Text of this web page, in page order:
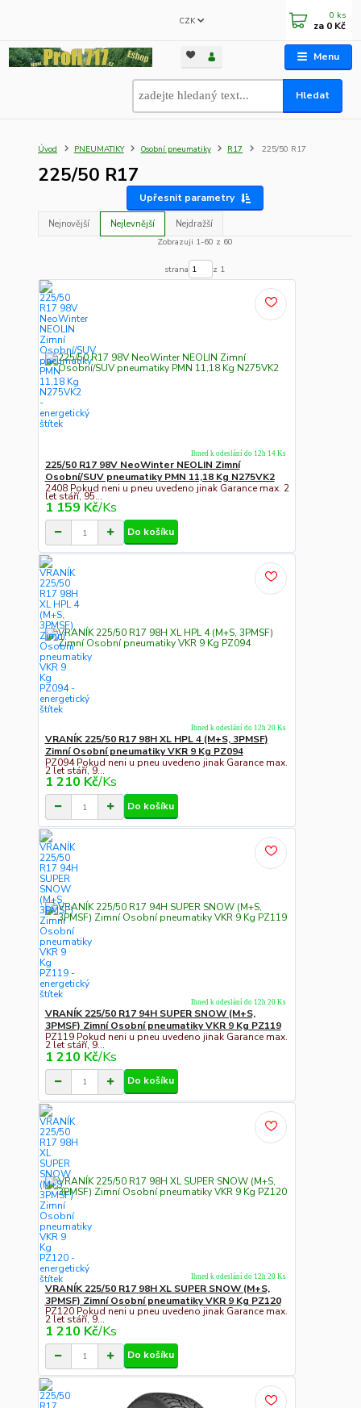
Menu
CZK
Hledat
0 ks
za 0 Kč
Úvod PNEUMATIKY Osobní pneumatiky R17 225/50 R17
225/50 R17
Upřesnit parametry
Nejnovější Nejlevnější
Nejdražší
Zobrazuji 1-60 z 60
strana z 1
225/50 R17 98V NeoWinter NEOLIN Zimní
Osobní/SUV pneumatiky PMN 11,18 Kg N275VK2
2408 Pokud neni u pneu uvedeno jinak Garance max. 2
let stáří, 95...
1 159 Kč/Ks
Ihned k odeslání do 12h 14 Ks
Do košíku
VRANÍK 225/50 R17 98H XL HPL 4 (M+S, 3PMSF)
Zimní Osobní pneumatiky VKR 9 Kg PZ094
PZ094 Pokud neni u pneu uvedeno jinak Garance max.
2 let stáří, 9...
1 210 Kč/Ks
Ihned k odeslání do 12h 20 Ks
Do košíku
VRANÍK 225/50 R17 94H SUPER SNOW (M+S,
3PMSF) Zimní Osobní pneumatiky VKR 9 Kg PZ119
PZ119 Pokud neni u pneu uvedeno jinak Garance max.
2 let stáří, 9...
1 210 Kč/Ks
Ihned k odeslání do 12h 20 Ks
Do košíku
VRANÍK 225/50 R17 98H XL SUPER SNOW (M+S,
3PMSF) Zimní Osobní pneumatiky VKR 9 Kg PZ120
PZ120 Pokud neni u pneu uvedeno jinak Garance max.
2 let stáří, 9...
1 210 Kč/Ks
Ihned k odeslání do 12h 20 Ks
Do košíku